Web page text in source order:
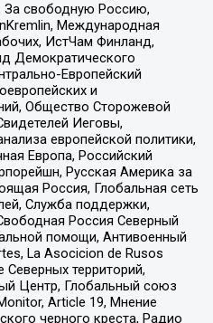
За свободную Россию,
Международная
ИстЧам Финланд,
Демократического
Европейский
и
Общество Сторожевой
Иеговы,
европейской политики,
Европа, Российский
Русская Америка за
Россия, Глобальная сеть
Служба поддержки,
Россия Северный
помощи, Антивоенный
La Asocicion de Rusos
территорий,
Центр, Глобальный союз
Article 19, Мнение
черного креста, Радио